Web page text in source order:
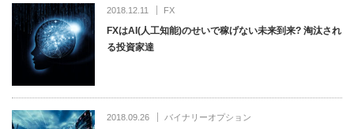
2018.12.11 FX
FXはAI(人工知能)のせいで稼げない未来到来? 淘汰され
る投資家達
2018.09.26 バイナリーオプション